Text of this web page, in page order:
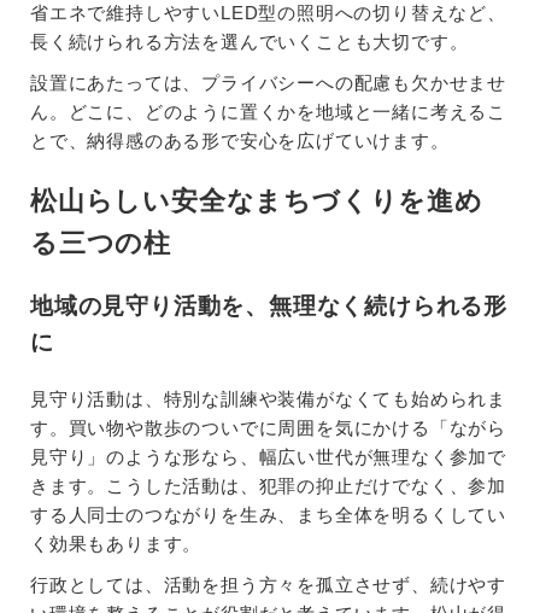
省エネで維持しやすいLED型の照明への切り替えなど、
長く続けられる方法を選んでいくことも大切です。
設置にあたっては、プライバシーへの配慮も欠かせませ
ん。どこに、どのように置くかを地域と一緒に考えるこ
とで、納得感のある形で安心を広げていけます。
松山らしい安全なまちづくりを進め
る三つの柱
地域の見守り活動を、無理なく続けられる形
に
見守り活動は、特別な訓練や装備がなくても始められま
す。買い物や散歩のついでに周囲を気にかける「ながら
見守り」のような形なら、幅広い世代が無理なく参加で
きます。こうした活動は、犯罪の抑止だけでなく、参加
する人同士のつながりを生み、まち全体を明るくしてい
く効果もあります。
行政としては、活動を担う方々を孤立させず、続けやす